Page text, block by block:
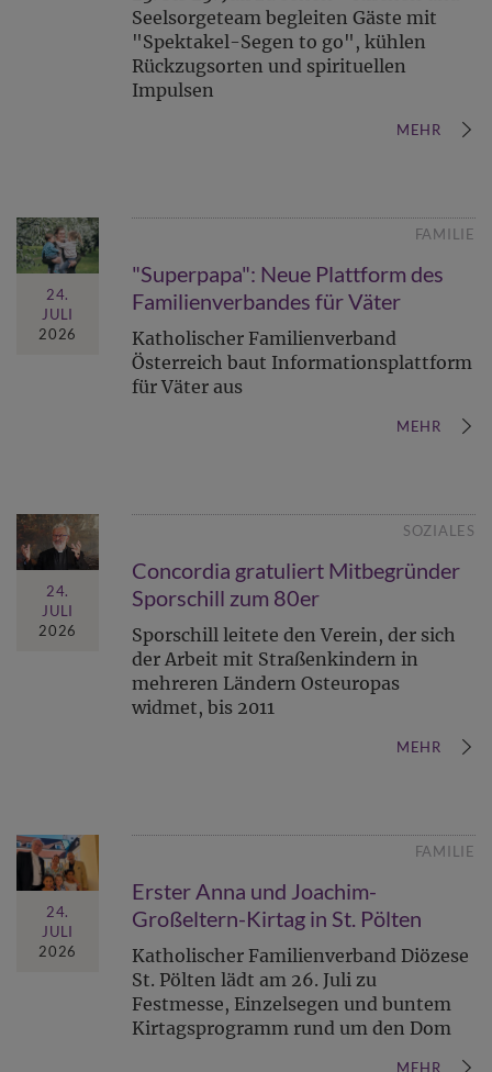
Seelsorgeteam begleiten Gäste mit
"Spektakel-Segen to go", kühlen
Rückzugsorten und spirituellen
Impulsen
MEHR
24.
JULI
2026
FAMILIE
"Superpapa": Neue Plattform des
Familienverbandes für Väter
Katholischer Familienverband
Österreich baut Informationsplattform
für Väter aus
MEHR
24.
JULI
2026
SOZIALES
Concordia gratuliert Mitbegründer
Sporschill zum 80er
Sporschill leitete den Verein, der sich
der Arbeit mit Straßenkindern in
mehreren Ländern Osteuropas
widmet, bis 2011
MEHR
24.
JULI
2026
FAMILIE
Erster Anna und Joachim-
Großeltern-Kirtag in St. Pölten
Katholischer Familienverband Diözese
St. Pölten lädt am 26. Juli zu
Festmesse, Einzelsegen und buntem
Kirtagsprogramm rund um den Dom
MEHR